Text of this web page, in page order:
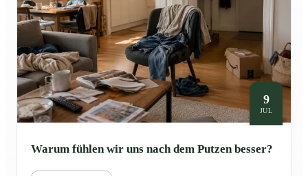
9
JUL
Warum fühlen wir uns nach dem Putzen besser?